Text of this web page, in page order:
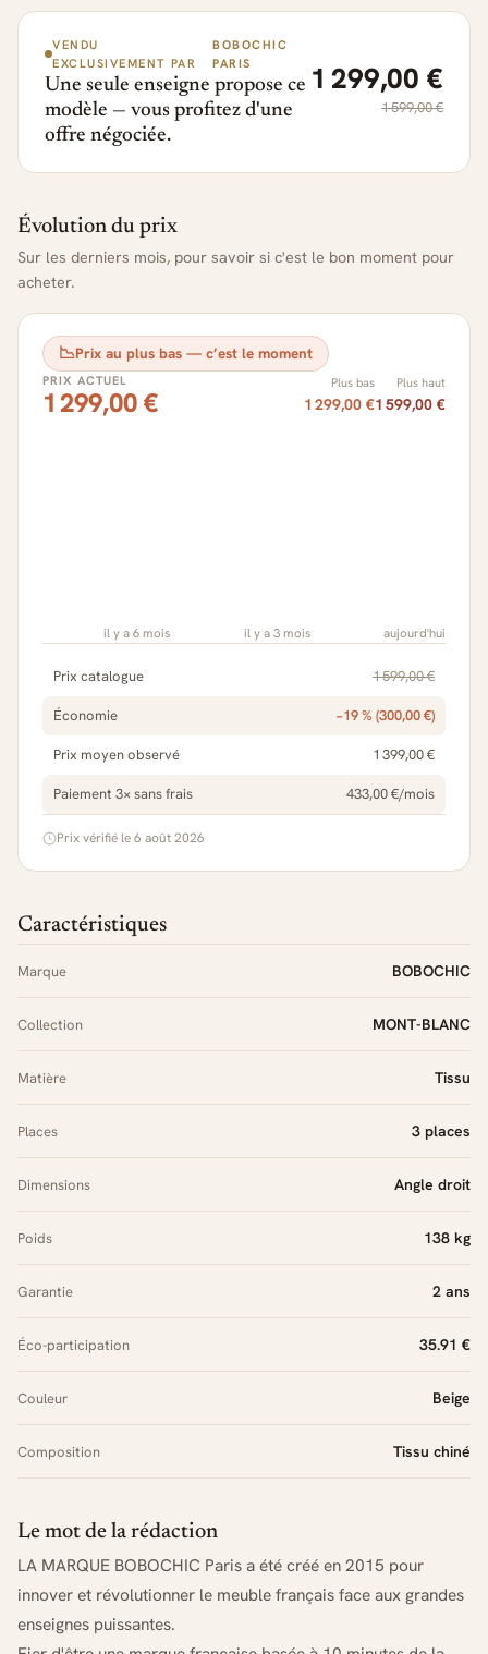
VENDU
EXCLUSIVEMENT PAR
BOBOCHIC
PARIS
Une seule enseigne propose ce
modèle — vous profitez d'une
offre négociée.
1 299,00 €
1 599,00 €
Évolution du prix
Sur les derniers mois, pour savoir si c'est le bon moment pour
acheter.
📉Prix au plus bas — c’est le moment
PRIX ACTUEL
1 299,00 €
Plus bas
1 299,00 €
Plus haut
1 599,00 €
il y a 6 mois il y a 3 mois aujourd'hui
Prix catalogue 1 599,00 €
Économie −19 % (300,00 €)
Prix moyen observé 1 399,00 €
Paiement 3× sans frais 433,00 €/mois
Prix vérifié le 6 août 2026
Caractéristiques
Marque BOBOCHIC
Collection MONT-BLANC
Matière Tissu
Places 3 places
Dimensions Angle droit
Poids 138 kg
Garantie 2 ans
Éco-participation 35.91 €
Couleur Beige
Composition Tissu chiné
Le mot de la rédaction
LA MARQUE BOBOCHIC Paris a été créé en 2015 pour
innover et révolutionner le meuble français face aux grandes
enseignes puissantes.